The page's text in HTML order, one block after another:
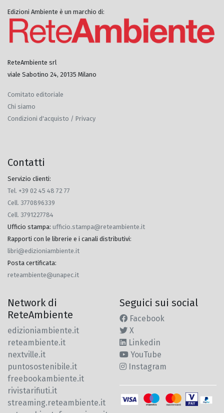
Edizioni Ambiente è un marchio di:
ReteAmbiente srl
viale Sabotino 24, 20135 Milano
Comitato editoriale
Chi siamo
Condizioni d'acquisto / Privacy
Contatti
Servizio clienti:
Tel. +39 02 45 48 72 77
Cell. 3770896339
Cell. 3791227784
Ufficio stampa: ufficio.stampa@reteambiente.it
Rapporti con le librerie e i canali distributivi:
libri@edizioniambiente.it
Posta certificata:
reteambiente@unapec.it
Network di
ReteAmbiente
edizioniambiente.it
reteambiente.it
nextville.it
puntosostenibile.it
freebookambiente.it
rivistarifiuti.it
streaming.reteambiente.it
Seguici sui social
Facebook
X
Linkedin
YouTube
Instagram